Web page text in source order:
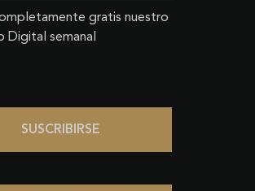
gratis nuestro
Digital semanal
SUSCRIBIRSE